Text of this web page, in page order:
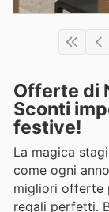
Offerte di
Sconti
festive!
La magica
come ogni
migliori offerte
regali perfetti.